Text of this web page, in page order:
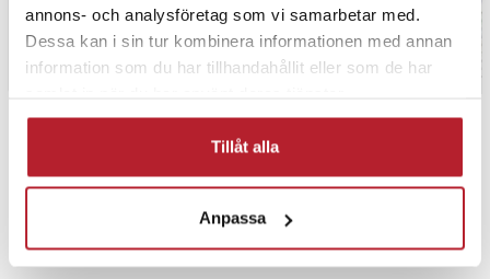
annons- och analysföretag som vi samarbetar med.
Dessa kan i sin tur kombinera informationen med annan
information som du har tillhandahållit eller som de har
Tillåt alla
Anpassa
PRISGARANTI